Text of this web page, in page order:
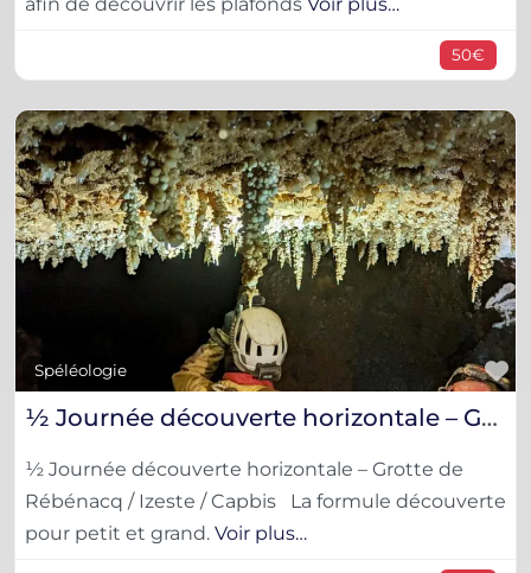
afin de découvrir les plafonds Voir plus…
50€
Spéléologie
½ Journée découverte horizontale – Grotte de Rébénacq / Izeste / Capbis
½ Journée découverte horizontale – Grotte de
Rébénacq / Izeste / Capbis La formule découverte
pour petit et grand. Voir plus…